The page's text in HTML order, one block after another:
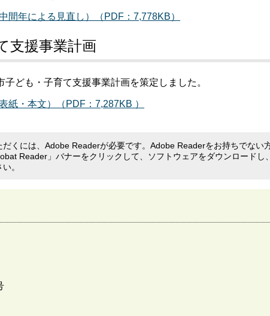
間年による見直し）（PDF：7,778KB）
支援事業計画
ども・子育て支援事業計画を策定しました。
紙・本文）（PDF：7,287KB ）
だくには、Adobe Readerが必要です。Adobe Readerをお持ちでない
Reader」バナーをクリックして、ソフトウェアをダウンロードし、
。